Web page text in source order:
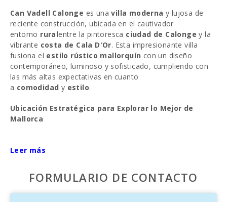
Can Vadell Calonge es unavilla moderna y lujosa de
reciente construcción, ubicada en el cautivador
entorno ruralentre la pintoresca ciudad de Calonge y la
vibrante costa de Cala D′Or. Esta impresionante villa
fusiona el estilo rústico mallorquín con un diseño
contemporáneo, luminoso y sofisticado, cumpliendo con
las más altas expectativas en cuanto
a comodidad y estilo.
Ubicación Estratégica para Explorar lo Mejor de
Mallorca
acceso rápido a las mejores opciones
y Santanyí . A solo minutos en coche, encontrarás las
espectacularesplayas de Cala D′Ory una serie decalas
naturalesde aguas cristalinas, ideales para disfrutar de la
Leer más
FORMULARIO DE CONTACTO